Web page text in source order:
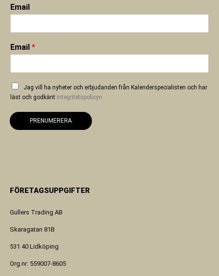
Email
Email *
Jag vill ha nyheter och erbjudanden från Kalenderspecialisten och har
läst och godkänt integritetspolicyn
PRENUMERERA
FÖRETAGSUPPGIFTER
Gullers Trading AB
Skaragatan 81B
531 40 Lidköping
Org.nr: 559007-8605